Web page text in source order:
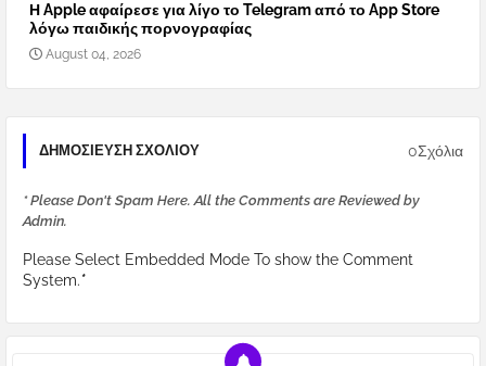
Η Apple αφαίρεσε για λίγο το Telegram από το App Store
λόγω παιδικής πορνογραφίας
August 04, 2026
ΔΗΜΟΣΊΕΥΣΗ ΣΧΟΛΊΟΥ 0Σχόλια
* Please Don't Spam Here. All the Comments are Reviewed by
Admin.
Please Select Embedded Mode To show the Comment
System.*